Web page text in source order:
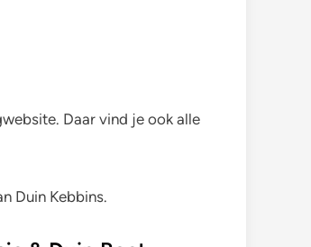
Daar vind je ook alle
Duin Kebbins.